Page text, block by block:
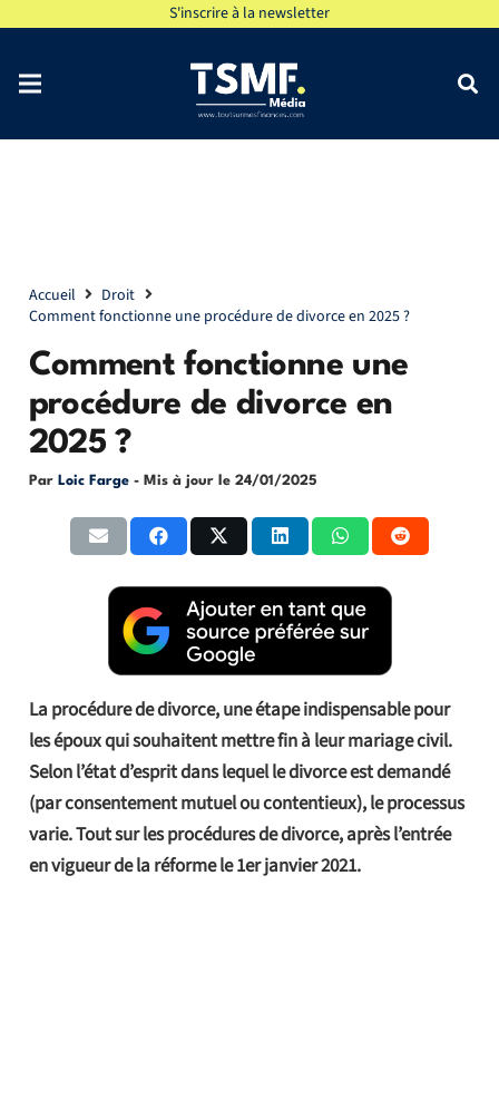
S'inscrire à la newsletter
Accueil
Droit
Comment fonctionne une procédure de divorce en 2025 ?
Comment fonctionne une
procédure de divorce en
2025 ?
Par Loic Farge - Mis à jour le 24/01/2025
La procédure de divorce, une étape indispensable pour
les époux qui souhaitent mettre fin à leur mariage civil.
Selon l’état d’esprit dans lequel le divorce est demandé
(par consentement mutuel ou contentieux), le processus
varie. Tout sur les procédures de divorce, après l’entrée
en vigueur de la réforme le 1er janvier 2021.